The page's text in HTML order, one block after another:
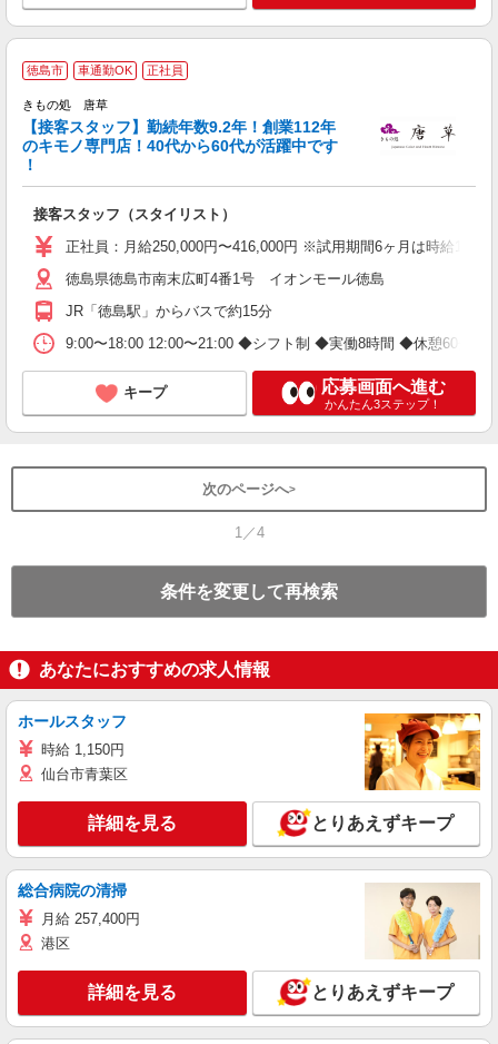
徳島市 車通勤OK 正社員
きもの処 唐草
【接客スタッフ】勤続年数9.2年！創業112年
のキモノ専門店！40代から60代が活躍中です
！
接客スタッフ（スタイリスト）
正社員：月給250,000円〜416,000円 ※試用期間6ヶ月は時給
徳島県徳島市南末広町4番1号 イオンモール徳島
JR「徳島駅」からバスで約15分
9:00〜18:00 12:00〜21:00 ◆シフト制 ◆実働8時間 ◆休憩60分
キープ 応募画面へ進む
かんたん3ステップ！
次のページへ
1／4
条件を変更して再検索
あなたにおすすめの求人情報
ホールスタッフ
時給 1,150円
仙台市青葉区
詳細を見る とりあえずキープ
総合病院の清掃
月給 257,400円
港区
詳細を見る とりあえずキープ